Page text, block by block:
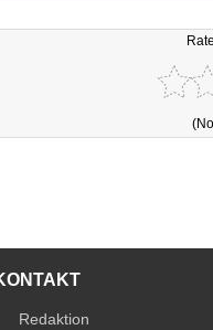
Redaktion